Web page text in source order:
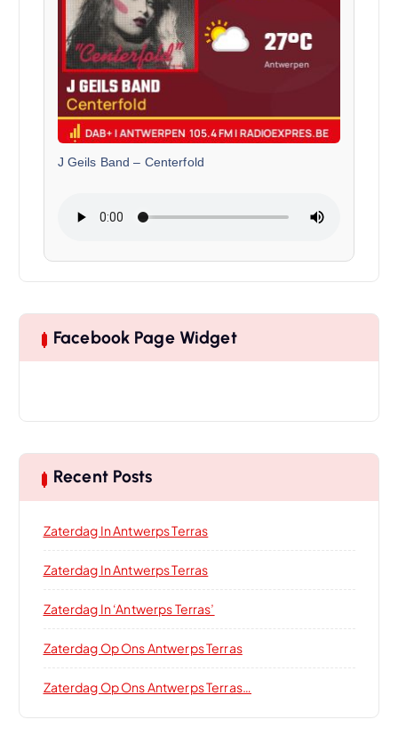
J Geils Band – Centerfold
Facebook Page Widget
Recent Posts
Zaterdag In Antwerps Terras
Zaterdag In Antwerps Terras
Zaterdag In ‘Antwerps Terras’
Zaterdag Op Ons Antwerps Terras
Zaterdag Op Ons Antwerps Terras…